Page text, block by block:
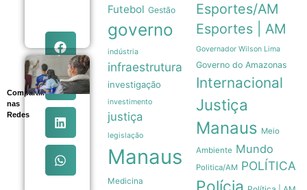
Compartilhe
nas
Redes
quartas
de final
05/08
Ideb
registra
maior
evolução
da
educação
em duas
décadas
05/08
Futebol Gestão
governo
indústria
infraestrutura
investigação
investimento
justiça
legislação
Manaus
Medicina
Esportes/AM
Esportes | AM
Governador Wilson Lima
Governo do Amazonas
Internacional
Justiça
Manaus Meio
Ambiente Mundo
Politica/AM POLÍTICA